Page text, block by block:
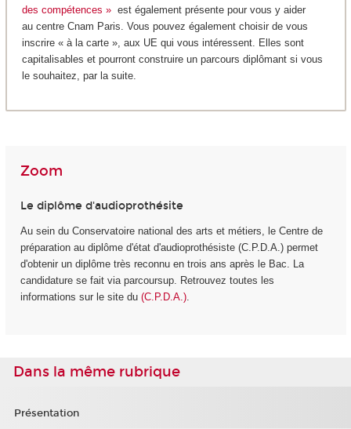
des compétences »est également présente pour vous y aider
au centre Cnam Paris. Vous pouvez également choisir de vous
inscrire « à la carte », aux UE qui vous intéressent. Elles sont
capitalisables et pourront construire un parcours diplômant si vous
le souhaitez, par la suite.
Zoom
Le diplôme d'audioprothésite
Au sein du Conservatoire national des arts et métiers, le Centre de
préparation au diplôme d'état d'audioprothésiste (C.P.D.A.) permet
d'obtenir un diplôme très reconnu en trois ans après le Bac. La
candidature se fait via parcoursup. Retrouvez toutes les
informations sur le site du (C.P.D.A.).
Dans la même rubrique
Présentation